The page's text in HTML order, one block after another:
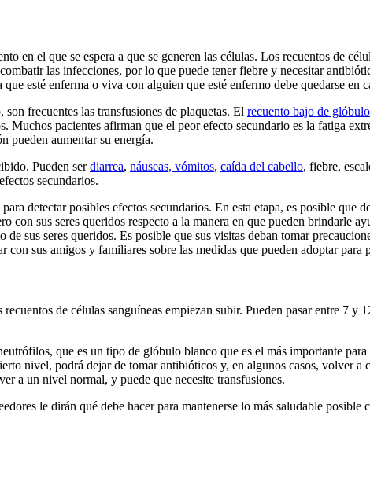
en el que se espera a que se generen las células. Los recuentos de
las infecciones, por lo que puede tener fiebre y necesitar
esté enferma o viva con alguien que esté enfermo debe quedarse en
frecuentes las transfusiones de plaquetas. El recuento bajo de
pacientes afirman que el peor efecto secundario es la fatiga
pueden aumentar su energía.
Pueden serdiarrea, náuseas, vómitos, caída del cabello, fiebre,
secundarios.
detectar posibles efectos secundarios. En esta etapa, es posible que
con sus seres queridos respecto a la manera en que pueden brindarle
sus seres queridos. Es posible que sus visitas deban tomar
sus amigos y familiares sobre las medidas que pueden adoptar
de células sanguíneas empiezan subir. Pueden pasar entre 7 y
que es un tipo de glóbulo blanco que es el más importante
nivel, podrá dejar de tomar antibióticos y, en algunos casos, volver a
a un nivel normal, y puede que necesite transfusiones.
le dirán qué debe hacer para mantenerse lo más saludable posible